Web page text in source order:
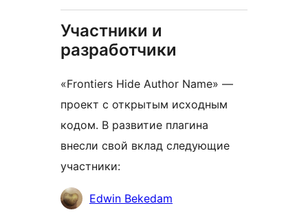
Участники и
разработчики
«Frontiers Hide Author Name» —
проект с открытым исходным
кодом. В развитие плагина
внесли свой вклад следующие
участники:
УчастникиEdwin Bekedam